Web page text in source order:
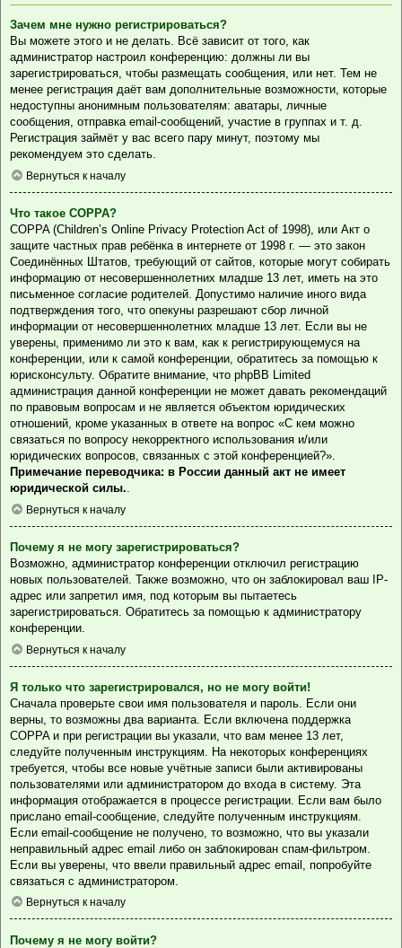
Зачем мне нужно регистрироваться?
Вы можете этого и не делать. Всё зависит от того, как
администратор настроил конференцию: должны ли вы
зарегистрироваться, чтобы размещать сообщения, или нет. Тем не
менее регистрация даёт вам дополнительные возможности, которые
недоступны анонимным пользователям: аватары, личные
сообщения, отправка email-сообщений, участие в группах и т. д.
Регистрация займёт у вас всего пару минут, поэтому мы
рекомендуем это сделать.
Вернуться к началу
Что такое COPPA?
COPPA (Children’s Online Privacy Protection Act of 1998), или Акт о
защите частных прав ребёнка в интернете от 1998 г. — это закон
Соединённых Штатов, требующий от сайтов, которые могут собирать
информацию от несовершеннолетних младше 13 лет, иметь на это
письменное согласие родителей. Допустимо наличие иного вида
подтверждения того, что опекуны разрешают сбор личной
информации от несовершеннолетних младше 13 лет. Если вы не
уверены, применимо ли это к вам, как к регистрирующемуся на
конференции, или к самой конференции, обратитесь за помощью к
юрисконсульту. Обратите внимание, что phpBB Limited
администрация данной конференции не может давать рекомендаций
по правовым вопросам и не является объектом юридических
отношений, кроме указанных в ответе на вопрос «С кем можно
связаться по вопросу некорректного использования и/или
юридических вопросов, связанных с этой конференцией?».
Примечание переводчика: в России данный акт не имеет
юридической силы..
Вернуться к началу
Почему я не могу зарегистрироваться?
Возможно, администратор конференции отключил регистрацию
новых пользователей. Также возможно, что он заблокировал ваш IP-
адрес или запретил имя, под которым вы пытаетесь
зарегистрироваться. Обратитесь за помощью к администратору
конференции.
Вернуться к началу
Я только что зарегистрировался, но не могу войти!
Сначала проверьте свои имя пользователя и пароль. Если они
верны, то возможны два варианта. Если включена поддержка
COPPA и при регистрации вы указали, что вам менее 13 лет,
следуйте полученным инструкциям. На некоторых конференциях
требуется, чтобы все новые учётные записи были активированы
пользователями или администратором до входа в систему. Эта
информация отображается в процессе регистрации. Если вам было
прислано email-сообщение, следуйте полученным инструкциям.
Если email-сообщение не получено, то возможно, что вы указали
неправильный адрес email либо он заблокирован спам-фильтром.
Если вы уверены, что ввели правильный адрес email, попробуйте
связаться с администратором.
Вернуться к началу
Почему я не могу войти?